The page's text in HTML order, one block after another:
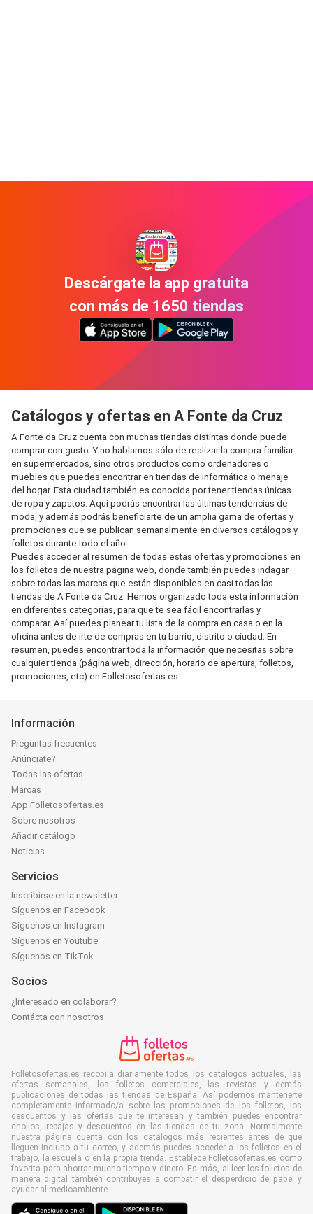
Descárgate la app gratuita
con más de 1650 tiendas
Catálogos y ofertas en A Fonte da Cruz
A Fonte da Cruz cuenta con muchas tiendas distintas donde puede
comprar con gusto. Y no hablamos sólo de realizar la compra familiar
en supermercados, sino otros productos como ordenadores o
muebles que puedes encontrar en tiendas de informática o menaje
del hogar. Esta ciudad también es conocida por tener tiendas únicas
de ropa y zapatos. Aquí podrás encontrar las últimas tendencias de
moda, y además podrás beneficiarte de un amplia gama de ofertas y
promociones que se publican semanalmente en diversos catálogos y
folletos durante todo el año.
Puedes acceder al resumen de todas estas ofertas y promociones en
los folletos de nuestra página web, donde también puedes indagar
sobre todas las marcas que están disponibles en casi todas las
tiendas de A Fonte da Cruz. Hemos organizado toda esta información
en diferentes categorías, para que te sea fácil encontrarlas y
comparar. Así puedes planear tu lista de la compra en casa o en la
oficina antes de irte de compras en tu barrio, distrito o ciudad. En
resumen, puedes encontrar toda la información que necesitas sobre
cualquier tienda (página web, dirección, horario de apertura, folletos,
promociones, etc) en Folletosofertas.es.
Información
Preguntas frecuentes
Anúnciate?
Todas las ofertas
Marcas
App Folletosofertas.es
Sobre nosotros
Añadir catálogo
Noticias
Servicios
Inscribirse en la newsletter
Síguenos en Facebook
Síguenos en Instagram
Síguenos en Youtube
Síguenos en TikTok
Socios
¿Interesado en colaborar?
Contácta con nosotros
Folletosofertas.es recopila diariamente todos los catálogos actuales, las
ofertas semanales, los folletos comerciales, las revistas y demás
publicaciones de todas las tiendas de España. Así podemos mantenerte
completamente informado/a sobre las promociones de los folletos, los
descuentos y las ofertas que te interesan y también puedes encontrar
chollos, rebajas y descuentos en las tiendas de tu zona. Normalmente
nuestra página cuenta con los catálogos más recientes antes de que
lleguen incluso a tu correo, y además puedes acceder a los folletos en el
trabajo, la escuela o en la propia tienda. Establece Folletosofertas.es como
favorita para ahorrar mucho tiempo y dinero. Es más, al leer los folletos de
manera digital también contribuyes a combatir el desperdicio de papel y
ayudar al medioambiente.